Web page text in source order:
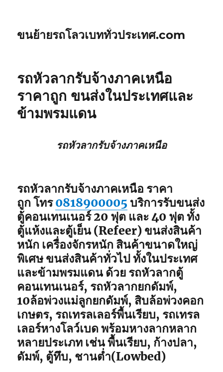
ขนย้ายรถโลวเบททั่วประเทศ.com
รถหัวลากรับจ้างภาคเหนือ
ราคาถูก ขนส่งในประเทศและ
ข้ามพรมแดน
รถหัวลากรับจ้างภาคเหนือ
รถหัวลากรับจ้างภาคเหนือ ราคา
ถูก โทร0818900005 บริการรับขนส่ง
ตู้คอนเทนเนอร์ 20 ฟุต และ 40 ฟุต ทั้ง
ตู้แห้งและตู้เย็น (Refeer) ขนส่งสินค้า
หนัก เครื่องจักรหนัก สินค้าขนาดใหญ่
พิเศษ ขนส่งสินค้าทั่วไป ทั้งในประเทศ
และข้ามพรมแดน ด้วย รถหัวลากตู้
คอนเทนเนอร์, รถหัวลากยกดัมพ์,
10ล้อพ่วงแม่ลูกยกดัมพ์, สิบล้อพ่วงคอก
เกษตร, รถเทรลเลอร์พื้นเรียบ, รถเทรล
เลอร์หางโลว์เบด พร้อมหางลากหลาก
หลายประเภท เช่น พื้นเรียบ, ก้างปลา,
ดัมพ์, ตู้ทึบ, ชานต่ำ(Lowbed)